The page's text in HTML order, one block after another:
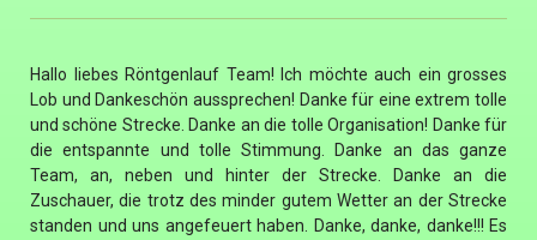
Hallo liebes Röntgenlauf Team! Ich möchte auch ein grosses
Lob und Dankeschön aussprechen! Danke für eine extrem tolle
und schöne Strecke. Danke an die tolle Organisation! Danke für
die entspannte und tolle Stimmung. Danke an das ganze
Team, an, neben und hinter der Strecke. Danke an die
Zuschauer, die trotz des minder gutem Wetter an der Strecke
standen und uns angefeuert haben. Danke, danke, danke!!! Es